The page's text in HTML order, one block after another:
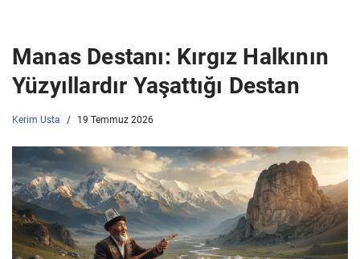
Manas Destanı: Kırgız Halkının
Yüzyıllardır Yaşattığı Destan
Kerim Usta 19 Temmuz 2026